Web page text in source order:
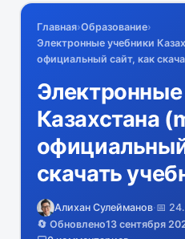
Главная›Образование›
Электронные учебники
официальный сайт, как
Казахстана
скачать
Алихан Сулейманов·📅
🔄 Обновлено13 сентября